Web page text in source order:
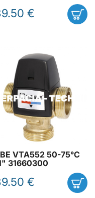
€
VTA552 50-75°C
31660300
€